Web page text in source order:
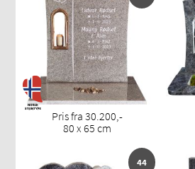
Pris fra 30.200,-
80 x 65 cm
44